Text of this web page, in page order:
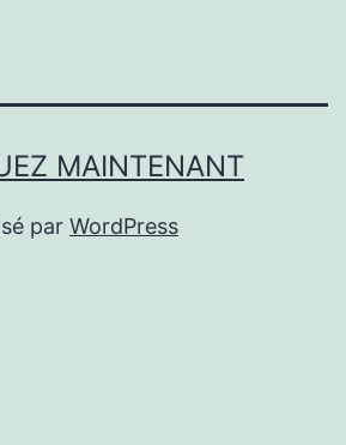
MAINTENANT
par WordPress